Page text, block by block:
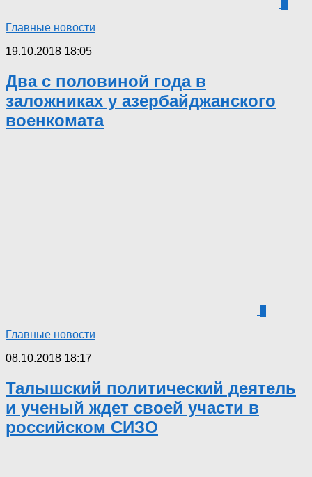
Главные новости
19.10.2018 18:05
Два с половиной года в
заложниках у азербайджанского
военкомата
Главные новости
08.10.2018 18:17
Талышский политический деятель
и ученый ждет своей участи в
российском СИЗО